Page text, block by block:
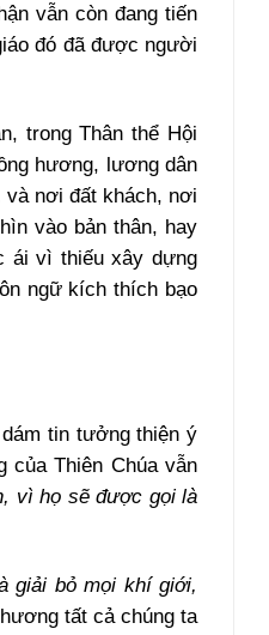
vẫn còn đang tiến
đó đã được người
trong Thân thể Hội
hương, lương dân
và nơi đất khách, nơi
vào bản thân, hay
ái vì thiếu xây dựng
ngữ kích thích bạo
tin tưởng thiện ý
của Thiên Chúa vẫn
vì họ sẽ được gọi là
giải bỏ mọi khí giới,
tất cả chúng ta